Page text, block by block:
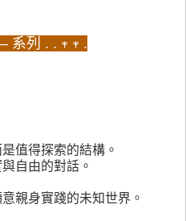
系列 . . 𖥧 𖥧 .
值得探索的結構。
自由的對話。
親身實踐的未知世界。